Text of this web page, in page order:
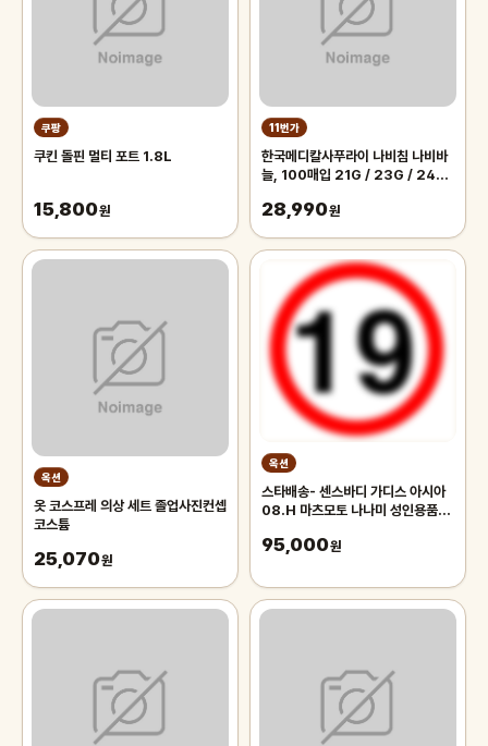
쿠팡
쿠킨 돌핀 멀티 포트 1.8L
15,800원
11번가
한국메디칼사푸라이 나비침 나비바
늘, 100매입 21G / 23G / 24G
28,990원
옥션
옷 코스프레 의상 세트 졸업사진컨셉
코스튬
25,070원
옥션
스타배송- 센스바디 가디스 아시아
08.H 마츠모토 나나미 성인용품
95,000원